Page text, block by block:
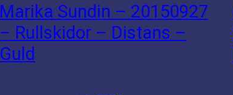
Marika Sundin – 20150927
– Rullskidor – Distans –
Guld